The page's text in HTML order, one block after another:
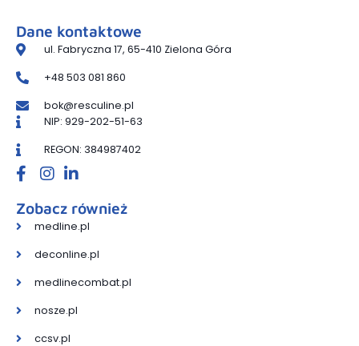
Dane kontaktowe
ul. Fabryczna 17, 65-410 Zielona Góra
+48 503 081 860
bok@resculine.pl
NIP: 929-202-51-63
REGON: 384987402
Zobacz również
medline.pl
deconline.pl
medlinecombat.pl
nosze.pl
ccsv.pl